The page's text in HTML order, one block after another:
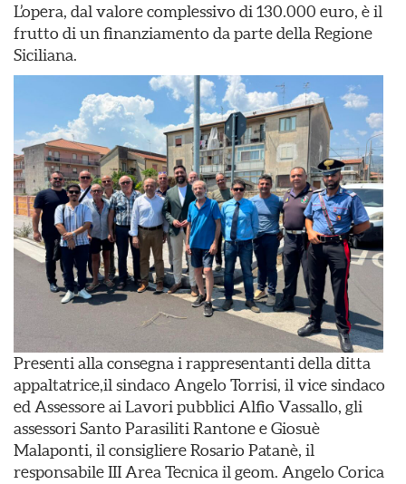
L’opera, dal valore complessivo di 130.000 euro, è il
frutto di un finanziamento da parte della Regione
Siciliana.
Presenti alla consegna i rappresentanti della ditta
appaltatrice,il sindaco Angelo Torrisi, il vice sindaco
ed Assessore ai Lavori pubblici Alfio Vassallo, gli
assessori Santo Parasiliti Rantone e Giosuè
Malaponti, il consigliere Rosario Patanè, il
responsabile III Area Tecnica il geom. Angelo Corica